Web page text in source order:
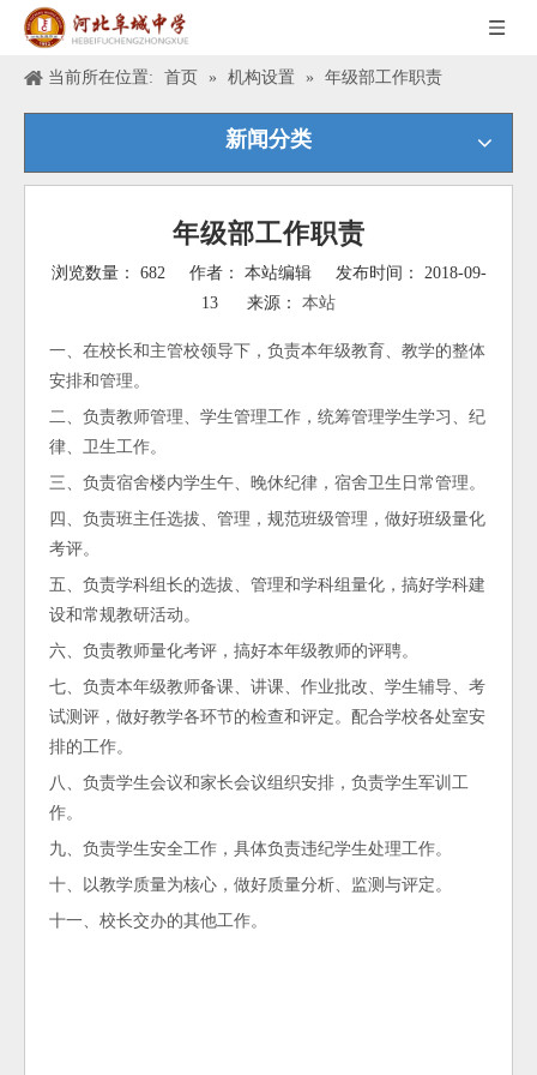
当前所在位置: 首页 » 机构设置 » 年级部工作职责
新闻分类
年级部工作职责
浏览数量： 682作者： 本站编辑 发布时间： 2018-09-
13 来源： 本站
["wechat","weibo","qzone","douban","email"]
一、在校长和主管校领导下，负责本年级教育、教学的整体
安排和管理。
二、负责教师管理、学生管理工作，统筹管理学生学习、纪
律、卫生工作。
三、负责宿舍楼内学生午、晚休纪律，宿舍卫生日常管理。
四、负责班主任选拔、管理，规范班级管理，做好班级量化
考评。
五、负责学科组长的选拔、管理和学科组量化，搞好学科建
设和常规教研活动。
六、负责教师量化考评，搞好本年级教师的评聘。
七、负责本年级教师备课、讲课、作业批改、学生辅导、考
试测评，做好教学各环节的检查和评定。配合学校各处室安
排的工作。
八、负责学生会议和家长会议组织安排，负责学生军训工
作。
九、负责学生安全工作，具体负责违纪学生处理工作。
十、以教学质量为核心，做好质量分析、监测与评定。
十一、校长交办的其他工作。